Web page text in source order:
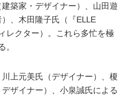
築家・デザイナー）、山田遊
、木田隆子氏（『ELLE
レクター）。これら多忙を極
。
上元美氏（デザイナー）、榎
ザイナー）、小泉誠氏による